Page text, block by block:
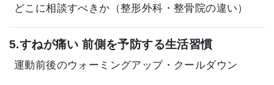
どこに相談すべきか（整形外科・整骨院の違い）
5.すねが痛い 前側を予防する生活習慣
運動前後のウォーミングアップ・クールダウン